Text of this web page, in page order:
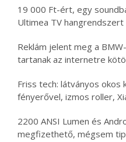
19 000 Ft-ért, egy
Ultimea TV hangrendszert
Reklám jelent meg a
tartanak az internetre
Friss tech: látványos
fényerővel, izmos roller,
2200 ANSI Lumen és
megfizethető, mégsem